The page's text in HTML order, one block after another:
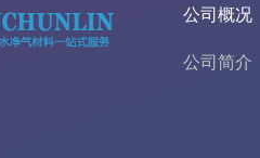
公司概况
公司简介